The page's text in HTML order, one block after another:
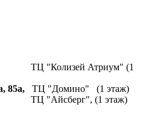
ТЦ "Колизей Атриум" (1
85а, ТЦ "Домино" (1 этаж)
ТЦ "Айсберг", (1 этаж)